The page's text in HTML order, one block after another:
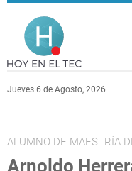
Pasar al contenido
Jueves 6 de Agosto, 2026
ALUMNO DE MAESTRÍA
Arnoldo